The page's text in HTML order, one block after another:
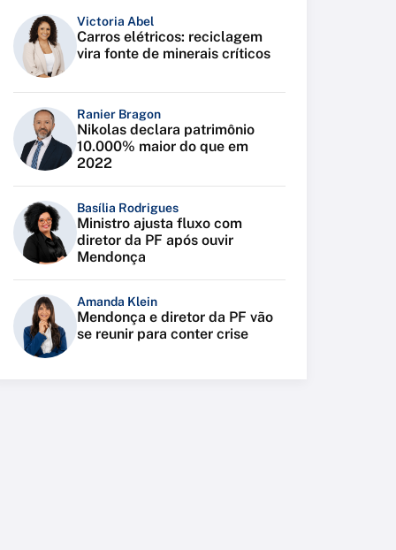
Victoria Abel
Carros elétricos: reciclagem
vira fonte de minerais críticos
Ranier Bragon
Nikolas declara patrimônio
10.000% maior do que em
2022
Basília Rodrigues
Ministro ajusta fluxo com
diretor da PF após ouvir
Mendonça
Amanda Klein
Mendonça e diretor da PF vão
se reunir para conter crise